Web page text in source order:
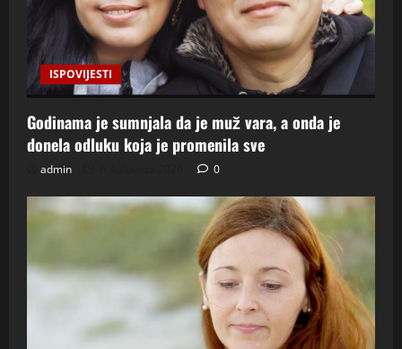
ISPOVIJESTI
Godinama je sumnjala da je muž vara, a onda je
donela odluku koja je promenila sve
admin 0